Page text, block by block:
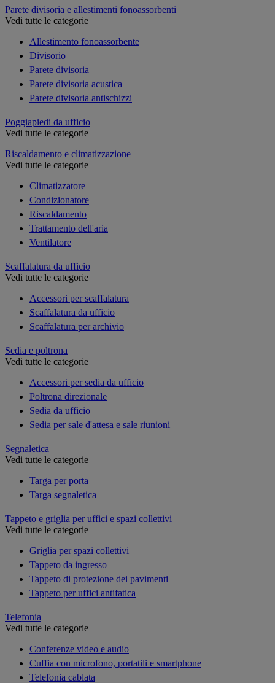
Parete divisoria e allestimenti fonoassorbenti
Vedi tutte le categorie
Allestimento fonoassorbente
Divisorio
Parete divisoria
Parete divisoria acustica
Parete divisoria antischizzi
Poggiapiedi da ufficio
Vedi tutte le categorie
Riscaldamento e climatizzazione
Vedi tutte le categorie
Climatizzatore
Condizionatore
Riscaldamento
Trattamento dell'aria
Ventilatore
Scaffalatura da ufficio
Vedi tutte le categorie
Accessori per scaffalatura
Scaffalatura da ufficio
Scaffalatura per archivio
Sedia e poltrona
Vedi tutte le categorie
Accessori per sedia da ufficio
Poltrona direzionale
Sedia da ufficio
Sedia per sale d'attesa e sale riunioni
Segnaletica
Vedi tutte le categorie
Targa per porta
Targa segnaletica
Tappeto e griglia per uffici e spazi collettivi
Vedi tutte le categorie
Griglia per spazi collettivi
Tappeto da ingresso
Tappeto di protezione dei pavimenti
Tappeto per uffici antifatica
Telefonia
Vedi tutte le categorie
Conferenze video e audio
Cuffia con microfono, portatili e smartphone
Telefonia cablata